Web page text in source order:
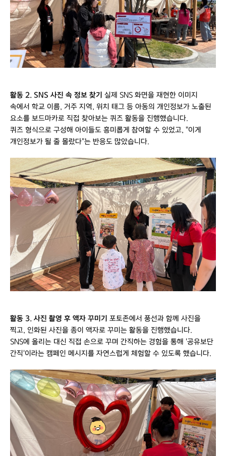
활동 2. SNS 사진 속 정보 찾기 실제 SNS 화면을 재현한 이미지
속에서 학교 이름, 거주 지역, 위치 태그 등 아동의 개인정보가 노출된
요소를 보드마카로 직접 찾아보는 퀴즈 활동을 진행했습니다.
퀴즈 형식으로 구성해 아이들도 흥미롭게 참여할 수 있었고, "이게
개인정보가 될 줄 몰랐다"는 반응도 많았습니다.
활동 3. 사진 촬영 후 액자 꾸미기 포토존에서 풍선과 함께 사진을
찍고, 인화된 사진을 종이 액자로 꾸미는 활동을 진행했습니다.
SNS에 올리는 대신 직접 손으로 꾸며 간직하는 경험을 통해 '공유보단
간직'이라는 캠페인 메시지를 자연스럽게 체험할 수 있도록 했습니다.